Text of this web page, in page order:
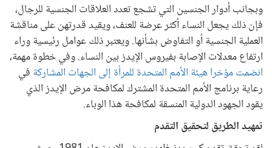
وبجانب أدوار الجنسين التي تشجع تعدد العلاقات الجنسية للرجال،
فإن ذلك يجعل النساء أكثر عرضة للعنف، ويقيد قدرتهن على مناقشة
العملية الجنسية أو التفاوض بشأنها. ويعتبر ذلك عوامل رئيسية وراء
ارتفاع معدلات الإصابة بفيروس الإيدز بين النساء. وفي خطوة مهمة،
انضمت مؤخرا هيئة الأمم المتحدة للمرأة إلى الجهات المشاركة في
رعاية برنامج الأمم المتحدة المشترك لمكافحة مرض الإيدز الذي
يقود الجهود الدولية المنسقة لمكافحة هذا الوباء.
تمهيد الطريق لتحقيق التقدم